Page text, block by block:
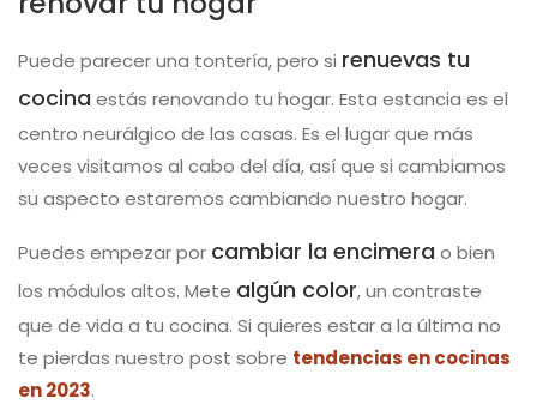
Puede parecer una tontería, pero si renuevas tu
cocina estás renovando tu hogar. Esta estancia es el
centro neurálgico de las casas. Es el lugar que más
veces visitamos al cabo del día, así que si cambiamos
su aspecto estaremos cambiando nuestro hogar.
Puedes empezar por cambiar la encimera o bien
los módulos altos. Mete algún color, un contraste
que de vida a tu cocina. Si quieres estar a la última no
te pierdas nuestro post sobre tendencias en cocinas
en 2023.